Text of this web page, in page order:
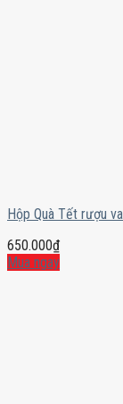
Hộp Quà Tết rượu
650.000₫
Mua ngay